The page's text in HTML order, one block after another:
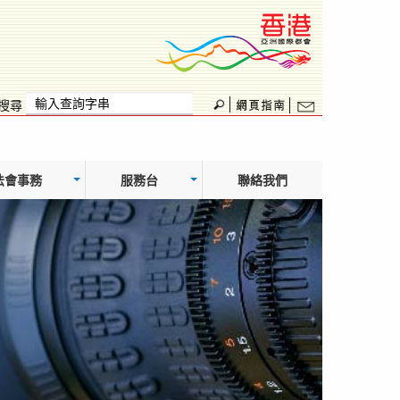
尋
會事務 服務台 聯絡我們